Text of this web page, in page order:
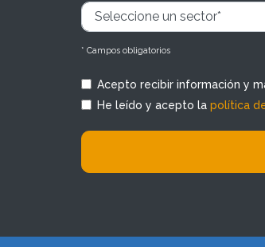
* Campos obligatorios
Acepto recibir información y
He leído y acepto la política